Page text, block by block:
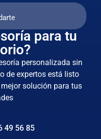
para tu
personalizada sin
de expertos está listo
solución para tus
49 56 85